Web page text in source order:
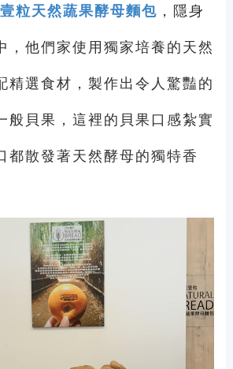
粒天然蔬果酵母麵包 ，隱身
，他們家使用獨家培養的天然
精選食材，製作出令人驚豔的
般貝果，這裡的貝果口感紮實
都散發著天然酵母的獨特香